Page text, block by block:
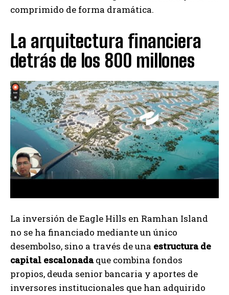
comprimido de forma dramática.
La arquitectura financiera
detrás de los 800 millones
La inversión de Eagle Hills en Ramhan Island
no se ha financiado mediante un único
desembolso, sino a través de una estructura de
capital escalonadaque combina fondos
propios, deuda senior bancaria y aportes de
inversores institucionales que han adquirido